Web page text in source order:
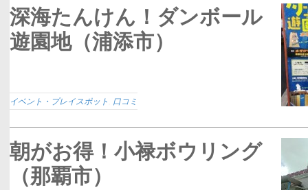
深海たんけん！ダンボール
遊園地（浦添市）
イベント・プレイスポット 口コミ
朝がお得！小禄ボウリング
（那覇市）